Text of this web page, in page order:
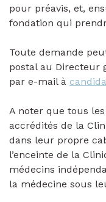
pour préavis, et,
fondation qui
Toute demande
postal au Directeur
par e-mail à
A noter que tous
accrédités de la
dans leur propre
l’enceinte de la
médecins
la médecine sous